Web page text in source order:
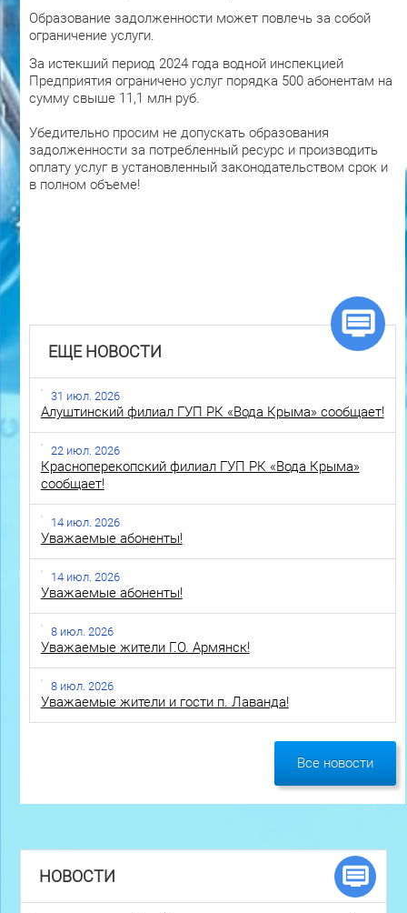
Образование задолженности может повлечь за собой
ограничение услуги.
За истекший период 2024 года водной инспекцией
Предприятия ограничено услуг порядка 500 абонентам на
сумму свыше 11,1 млн руб.
Убедительно просим не допускать образования
задолженности за потребленный ресурс и производить
оплату услуг в установленный законодательством срок и
в полном объеме!
ЕЩЕ НОВОСТИ
31 июл. 2026
Алуштинский филиал ГУП РК «Вода Крыма» сообщает!
22 июл. 2026
Красноперекопский филиал ГУП РК «Вода Крыма»
сообщает!
14 июл. 2026
Уважаемые абоненты!
14 июл. 2026
Уважаемые абоненты!
8 июл. 2026
Уважаемые жители Г.О. Армянск!
8 июл. 2026
Уважаемые жители и гости п. Лаванда!
Все новости
НОВОСТИ